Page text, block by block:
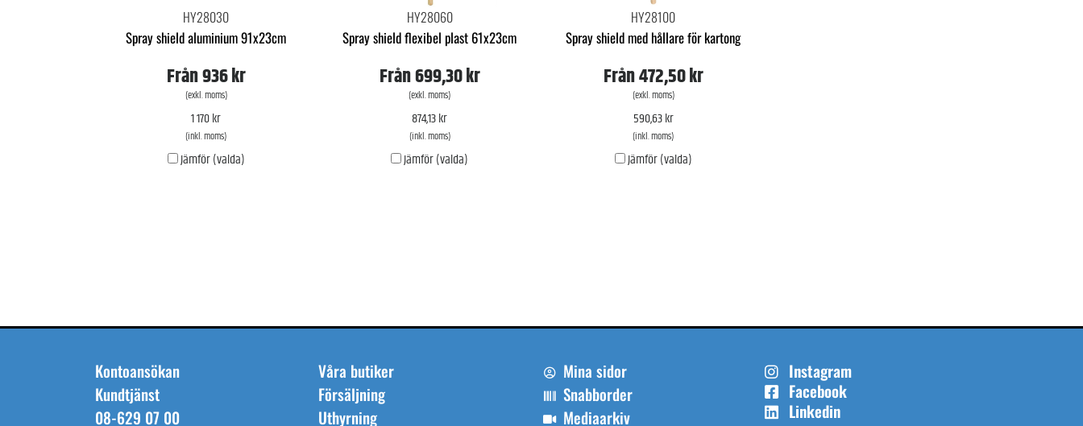
HY28030
Spray shield aluminium 91x23cm
Från936 kr
(exkl. moms)
1 170 kr
(inkl. moms)
Jämför (valda)
HY28060
Spray shield flexibel plast 61x23cm
Från699,30 kr
(exkl. moms)
874,13 kr
(inkl. moms)
Jämför (valda)
HY28100
Spray shield med hållare för kartong
Från472,50 kr
(exkl. moms)
590,63 kr
(inkl. moms)
Jämför (valda)
Kontoansökan
Kundtjänst
08-629 07 00
Våra butiker
Försäljning
Uthyrning
Mina sidor
Snabborder
Mediaarkiv
Instagram
Facebook
Linkedin